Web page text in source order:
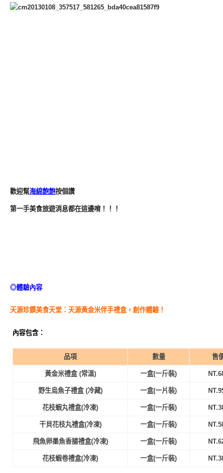
歡迎幫海綿飽飽按個讚
第一手美食旅遊消息都在這邊唷！！！
◎體驗內容
天源珍饌美食天堂：天源黃金米伴手禮盒，創作體驗！
內容包含：
品項 數量 售
黃金米禮盒 (常溫) 一盒(一斤裝)
野生烏魚子禮盒 (冷藏) 一盒(一片裝)
花枝蝦丸禮盒(冷凍) 一盒(一斤裝)
干貝花枝丸禮盒(冷凍) 一盒(一斤裝)
飛魚卵墨魚香腸禮盒(冷凍) 一盒(一斤裝)
花枝蝦卷禮盒(冷凍) 一盒(一斤裝)